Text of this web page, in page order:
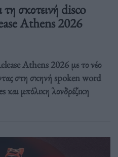
σκοτεινή disco
Athens 2026
Athens 2026 με το νέο
στη σκηνή spoken word
μπόλικη λονδρέζικη